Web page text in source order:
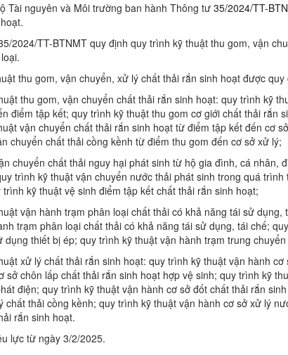
Tài nguyên và Môi trường ban hành Thông tư 35/2024/TT-
2024/TT-BTNMT quy định quy trình kỹ thuật thu gom, vận
thu gom, vận chuyển, xử lý chất thải rắn sinh hoạt được quy
thu gom, vận chuyển chất thải rắn sinh hoạt: quy trình kỹ
điểm tập kết; quy trình kỹ thuật thu gom cơ giới chất thải rắn
vận chuyển chất thải rắn sinh hoạt từ điểm tập kết đến cơ
chuyển chất thải cồng kềnh từ điểm thu gom đến cơ sở xử lý;
chuyển chất thải nguy hại phát sinh từ hộ gia đình, cá nhân,
trình kỹ thuật vận chuyển nước thải phát sinh trong quá
kỹ thuật vệ sinh điểm tập kết chất thải rắn sinh hoạt;
vận hành trạm phân loại chất thải có khả năng tái sử
trạm phân loại chất thải có khả năng tái sử dụng, tái chế;
dụng thiết bị ép; quy trình kỹ thuật vận hành trạm trung
xử lý chất thải rắn sinh hoạt: quy trình kỹ thuật vận hành
sở chôn lấp chất thải rắn sinh hoạt hợp vệ sinh; quy trình kỹ
điện; quy trình kỹ thuật vận hành cơ sở đốt chất thải rắn
chất thải cồng kềnh; quy trình kỹ thuật vận hành cơ sở xử lý
rắn sinh hoạt.
lực từ ngày 3/2/2025.